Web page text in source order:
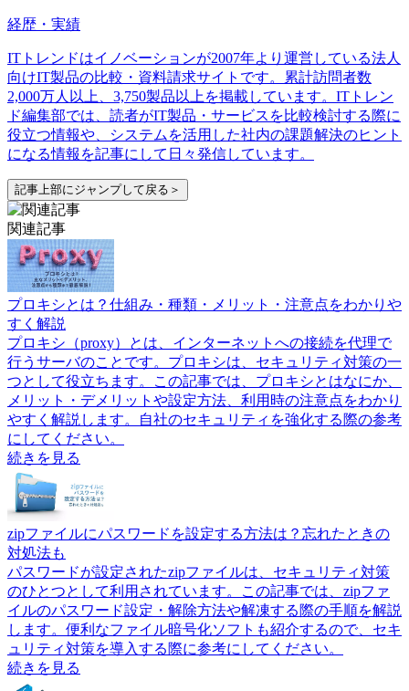
経歴・実績
ITトレンドはイノベーションが2007年より運営している法人
向けIT製品の比較・資料請求サイトです。累計訪問者数
2,000万人以上、3,750製品以上を掲載しています。ITトレン
ド編集部では、読者がIT製品・サービスを比較検討する際に
役立つ情報や、システムを活用した社内の課題解決のヒント
になる情報を記事にして日々発信しています。
記事上部にジャンプして戻る＞
関連記事
プロキシとは？仕組み・種類・メリット・注意点をわかりや
すく解説
プロキシ（proxy）とは、インターネットへの接続を代理で
行うサーバのことです。プロキシは、セキュリティ対策の一
つとして役立ちます。この記事では、プロキシとはなにか、
メリット・デメリットや設定方法、利用時の注意点をわかり
やすく解説します。自社のセキュリティを強化する際の参考
にしてください。
続きを見る
zipファイルにパスワードを設定する方法は？忘れたときの
対処法も
パスワードが設定されたzipファイルは、セキュリティ対策
のひとつとして利用されています。この記事では、zipファ
イルのパスワード設定・解除方法や解凍する際の手順を解説
します。便利なファイル暗号化ソフトも紹介するので、セキ
ュリティ対策を導入する際に参考にしてください。
続きを見る